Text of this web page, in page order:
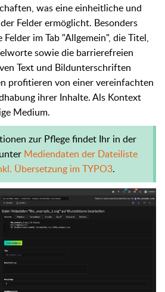
was eine einheitliche und
Felder ermöglicht. Besonders
im Tab "Allgemein", die Titel,
sowie die barrierefreien
Text und Bildunterschriften
profitieren von einer vereinfachten
ihrer Inhalte. Als Kontext
Medium.
zur Pflege findet Ihr in der
Mediendaten der Dateiliste
Übersetzung im TYPO3.